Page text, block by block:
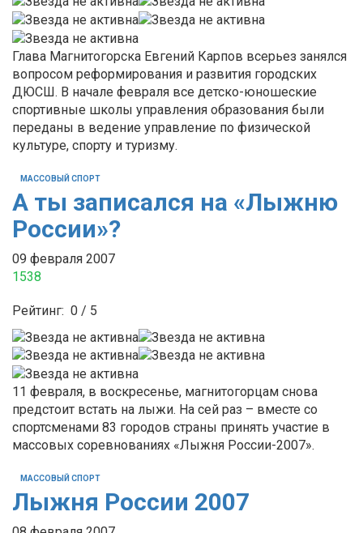
Глава Магнитогорска Евгений Карпов всерьез занялся
вопросом реформирования и развития городских
ДЮСШ. В начале февраля все детско-юношеские
спортивные школы управления образования были
переданы в ведение управление по физической
культуре, спорту и туризму.
МАССОВЫЙ СПОРТ
А ты записался на «Лыжню
России»?
09 февраля 2007
1538
Рейтинг: 0 / 5
11 февраля, в воскресенье, магнитогорцам снова
предстоит встать на лыжи. На сей раз – вместе со
спортсменами 83 городов страны принять участие в
массовых соревнованиях «Лыжня России-2007».
МАССОВЫЙ СПОРТ
Лыжня России 2007